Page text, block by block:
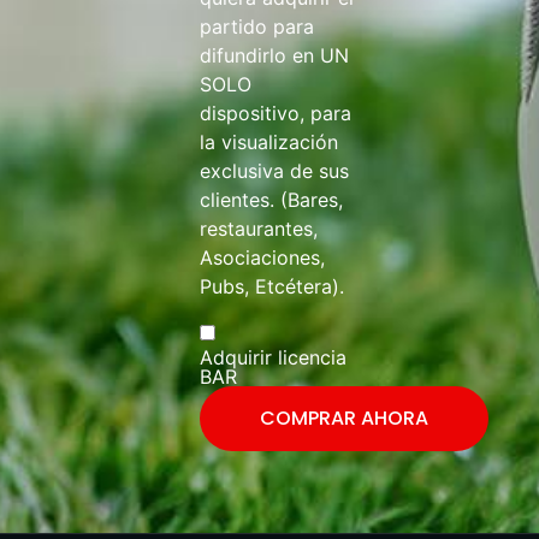
partido para
difundirlo en UN
SOLO
dispositivo, para
la visualización
exclusiva de sus
clientes. (Bares,
restaurantes,
Asociaciones,
Pubs, Etcétera).
Adquirir licencia
BAR
COMPRAR AHORA